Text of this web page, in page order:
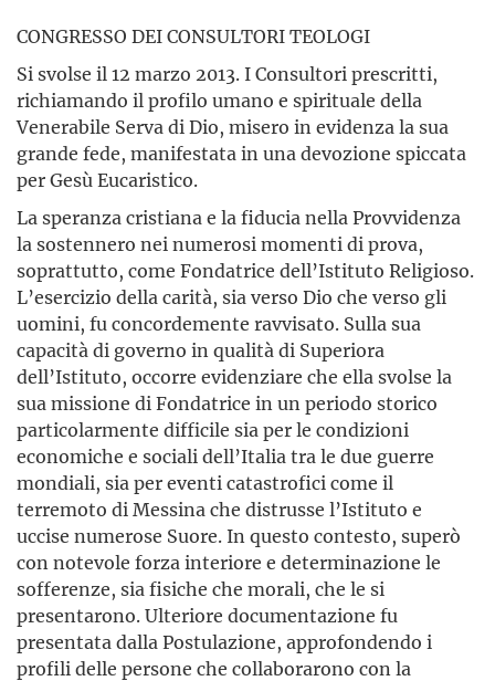
CONGRESSO DEI CONSULTORI TEOLOGI
Si svolse il 12 marzo 2013. I Consultori prescritti,
richiamando il profilo umano e spirituale della
Venerabile Serva di Dio, misero in evidenza la sua
grande fede, manifestata in una devozione spiccata
per Gesù Eucaristico.
La speranza cristiana e la fiducia nella Provvidenza
la sostennero nei numerosi momenti di prova,
soprattutto, come Fondatrice dell’Istituto Religioso.
L’esercizio della carità, sia verso Dio che verso gli
uomini, fu concordemente ravvisato. Sulla sua
capacità di governo in qualità di Superiora
dell’Istituto, occorre evidenziare che ella svolse la
sua missione di Fondatrice in un periodo storico
particolarmente difficile sia per le condizioni
economiche e sociali dell’Italia tra le due guerre
mondiali, sia per eventi catastrofici come il
terremoto di Messina che distrusse l’Istituto e
uccise numerose Suore. In questo contesto, superò
con notevole forza interiore e determinazione le
sofferenze, sia fisiche che morali, che le si
presentarono. Ulteriore documentazione fu
presentata dalla Postulazione, approfondendo i
profili delle persone che collaborarono con la